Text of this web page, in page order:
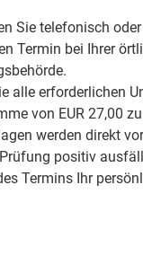
Sie telefonisch
Termin bei Ihrer
alle erforderlichen
von EUR 27,00
werden direkt
positiv
Termins Ihr